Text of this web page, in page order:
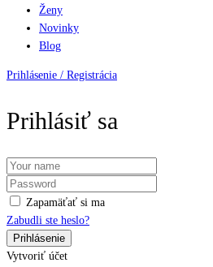
Ženy
Novinky
Blog
Prihlásenie / Registrácia
Prihlásiť sa
Zapamäťať si ma
Zabudli ste heslo?
Vytvoriť účet